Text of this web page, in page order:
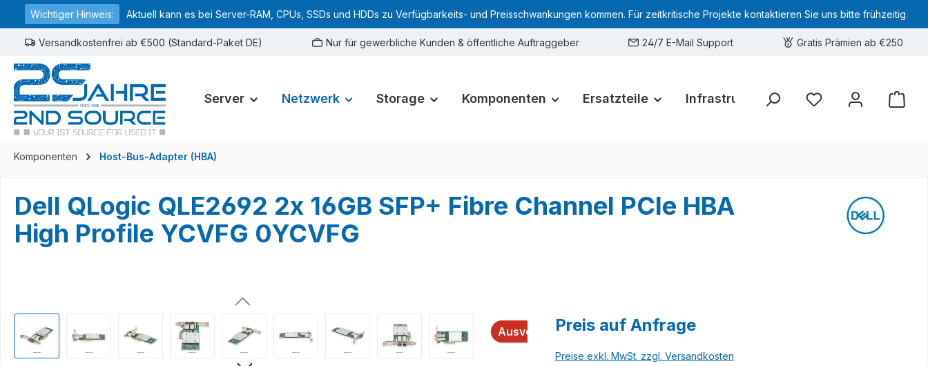
Zur Hauptnavigation springen
Wichtiger Hinweis: Aktuell kann es bei Server-RAM, CPUs, SSDs und HDDs zu Verfügbarkeits- und Preisschwankungen kommen. Für zeitkritische Projekte kontaktieren Sie uns bitte frühzeitig.
Versandkostenfrei ab €500 (Standard-Paket DE) Nur für gewerbliche Kunden & öffentliche Auftraggeber 24/7 E-Mail Support Gratis Prämien ab €250
Server Netzwerk Storage Komponenten Ersatzteile Infrastruktur Hardware-Deals
Sie haben 0 Produkte
Komponenten Host-Bus-Adapter (HBA)
Dell QLogic QLE2692 2x 16GB SFP+ Fibre Channel PCIe HBA
High Profile YCVFG 0YCVFG
AusverkauftPreis auf Anfrage
Preise exkl. MwSt. zzgl. Versandkosten